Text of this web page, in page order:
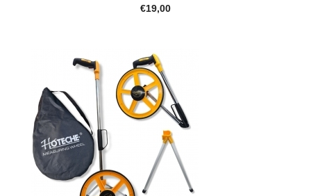
€19,00